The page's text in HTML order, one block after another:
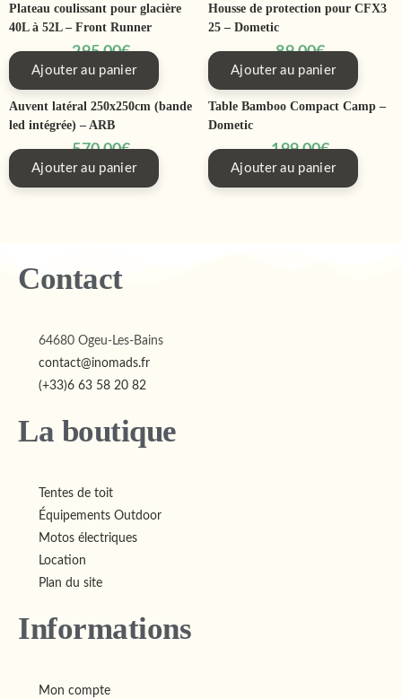
Plateau coulissant pour glacière
40L à 52L – Front Runner
295,00€
Ajouter au panier
Housse de protection pour CFX3
25 – Dometic
89,00€
Ajouter au panier
Auvent latéral 250x250cm (bande
led intégrée) – ARB
570,00€
Ajouter au panier
Table Bamboo Compact Camp –
Dometic
199,00€
Ajouter au panier
Contact
64680 Ogeu-Les-Bains
contact@inomads.fr
(+33)6 63 58 20 82
La boutique
Tentes de toit
Équipements Outdoor
Motos électriques
Location
Plan du site
Informations
Mon compte